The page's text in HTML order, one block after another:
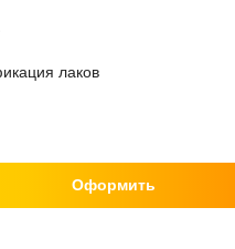
лаков
Оформить